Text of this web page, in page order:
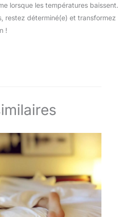
lorsque les températures baissent.
restez déterminé(e) et transformez
!